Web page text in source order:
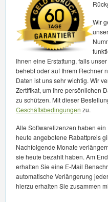
Wir
Ihnen eine Erstattung, falls
behebt oder auf Ihrem Rechner
Daten ist uns sehr wichtig. Wir
Zertifikat, um Ihre persönlichen
zu schützen. Mit dieser
Geschäftsbedingungen zu.
Alle Softwarelizenzen haben
heute angebotene Rabattpreis
Nachfolgende Monate
sie heute bezahlt haben. Am
erhalten Sie eine E-Mail
automatische Verlängerung
hierzu erhalten Sie zusammen